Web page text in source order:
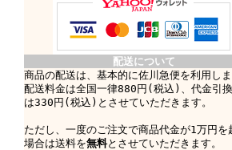
配送について
商品の配送は、基本的に佐川急便を利用しま
配送料金は全国一律880円(税込)、代金引
は330円(税込)とさせていただきます。
ただし、一度のご注文で商品代金が1万円を
場合は送料を無料とさせていただきます。